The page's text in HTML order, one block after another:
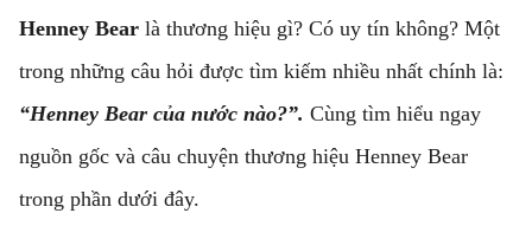
Henney Bear là thương hiệu gì? Có uy tín không? Một
trong những câu hỏi được tìm kiếm nhiều nhất chính là:
“Henney Bear của nước nào?”. Cùng tìm hiểu ngay
nguồn gốc và câu chuyện thương hiệu Henney Bear
trong phần dưới đây.